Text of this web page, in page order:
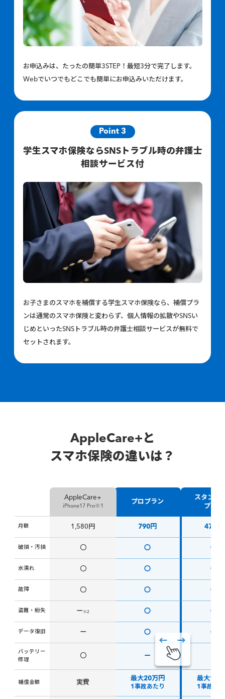
お申込みは、たったの簡単3STEP！最短3分で完了します。
Webでいつでもどこでも簡単にお申込みいただけます。
Point 3
学生スマホ保険ならSNSトラブル時の弁護士
相談サービス付
お子さまのスマホを補償する学生スマホ保険なら、補償プラ
ンは通常のスマホ保険と変わらず、 個人情報の拡散やSNSい
じめといったSNSトラブル時の弁護士相談サービスが無料で
セットされます。
AppleCare+と
スマホ保険の違いは？
AppleCare+
iPhone17 Pro※1
プロプラン
スタンダ
プラン
月額 1,580円 790円 470円
破損・汚損 〇 〇 〇
水濡れ 〇 〇 〇
故障 〇 〇 〇
盗難・紛失 ー ※2 〇 〇
データ復旧 ー 〇 〇
バッテリー
修理
〇 ー
補償金額 実費
最大20万円
1事故あたり
最大10
1事故あ